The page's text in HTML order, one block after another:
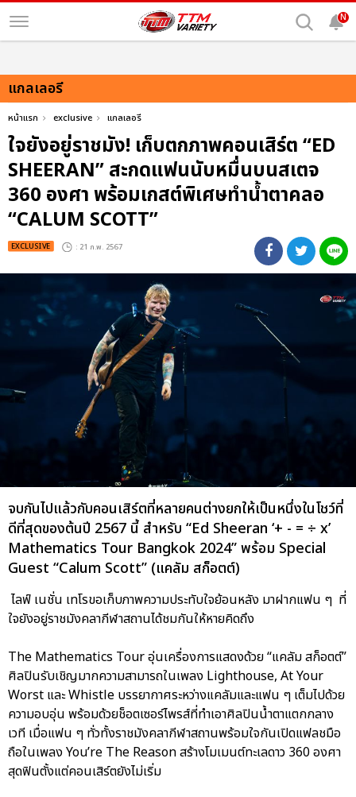
N
แกลเลอรี
หน้าแรก exclusive แกลเลอรี
ใจยังอยู่ราชมัง! เก็บตกภาพคอนเสิร์ต “ED
SHEERAN” สะกดแฟนนับหมื่นบนสเตจ
360 องศา พร้อมเกสต์พิเศษทำน้ำตาคลอ
“CALUM SCOTT”
EXCLUSIVE : 21 ก.พ. 2567
จบกันไปแล้วกับคอนเสิร์ตที่หลายคนต่างยกให้เป็นหนึ่งในโชว์ที่
ดีที่สุดของต้นปี 2567 นี้ สำหรับ “Ed Sheeran ‘+ - = ÷ x’
Mathematics Tour Bangkok 2024” พร้อม Special
Guest “Calum Scott” (แคลัม สก็อตต์)
ไลฟ์ เนชั่น เทโรขอเก็บภาพความประทับใจย้อนหลัง มาฝากแฟน ๆ ที่
ใจยังอยู่ราชมังคลากีฬาสถานได้ชมกันให้หายคิดถึง
The Mathematics Tour อุ่นเครื่องการแสดงด้วย “แคลัม สก็อตต์”
ศิลปินรับเชิญมากความสามารถในเพลง Lighthouse, At Your
Worst และ Whistle บรรยากาศระหว่างแคลัมและแฟน ๆ เต็มไปด้วย
ความอบอุ่น พร้อมด้วยช็อตเซอร์ไพรส์ที่ทำเอาศิลปินน้ำตาแตกกลาง
เวที เมื่อแฟน ๆ ทั่วทั้งราชมังคลากีฬาสถานพร้อมใจกันเปิดแฟลชมือ
ถือในเพลง You’re The Reason สร้างโมเมนต์ทะเลดาว 360 องศา
สุดฟินตั้งแต่คอนเสิร์ตยังไม่เริ่ม